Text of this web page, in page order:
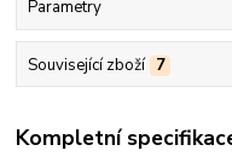
Parametry
Související zboží 7
Kompletní